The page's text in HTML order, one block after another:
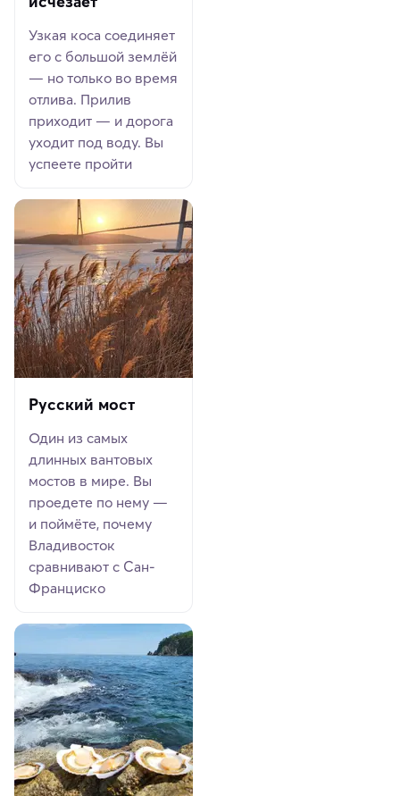
Узкая коса соединяет
его с большой землёй
— но только во время
отлива. Прилив
приходит — и дорога
уходит под воду. Вы
успеете пройти
Русский мост
Один из самых
длинных вантовых
мостов в мире. Вы
проедете по нему —
и поймёте, почему
Владивосток
сравнивают с Сан-
Франциско